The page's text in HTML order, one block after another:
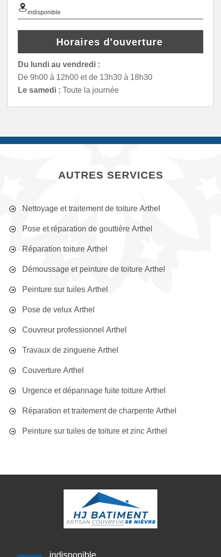
indisponible
Horaires d'ouverture
Du lundi au vendredi :
De 9h00 à 12h00 et de 13h30 à 18h30
Le samedi : Toute la journée
AUTRES SERVICES
Nettoyage et traitement de toiture Arthel
Pose et réparation de gouttière Arthel
Réparation toiture Arthel
Démoussage et peinture de toiture Arthel
Peinture sur tuiles Arthel
Pose de velux Arthel
Couvreur professionnel Arthel
Travaux de zinguerie Arthel
Couverture Arthel
Urgence et dépannage fuite toiture Arthel
Réparation et traitement de charpente Arthel
Peinture sur tuiles de toiture et zinc Arthel
indisponible